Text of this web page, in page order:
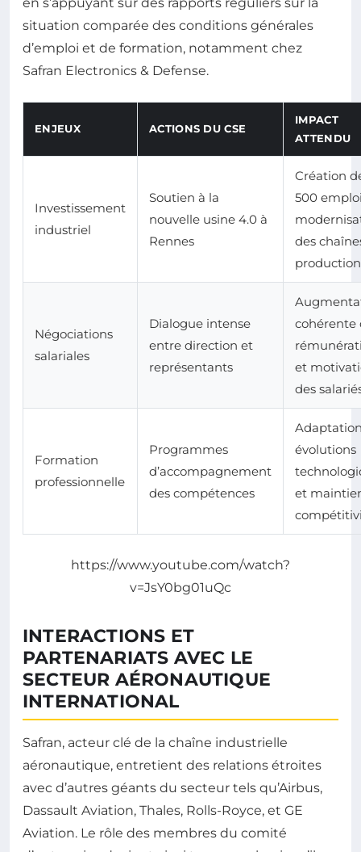
situation comparée des conditions générales
d’emploi et de formation, notamment chez
Safran Electronics & Defense.
ENJEUX ACTIONS DU CSE
IMPACT
ATTENDU
Investissement
industriel
Soutien à la
nouvelle usine 4.0 à
Rennes
Création
500
des
production
Négociations
salariales
Dialogue intense
entre direction et
représentants
cohérente
et
des
Formation
professionnelle
Programmes
d’accompagnement
des compétences
évolutions
et
https://www.youtube.com/watch?
v=JsY0bg01uQc
INTERACTIONS ET
PARTENARIATS AVEC LE
SECTEUR AÉRONAUTIQUE
INTERNATIONAL
Safran, acteur clé de la chaîne industrielle
aéronautique, entretient des relations étroites
avec d’autres géants du secteur tels qu’Airbus,
Dassault Aviation, Thales, Rolls-Royce, et GE
Aviation. Le rôle des membres du comité